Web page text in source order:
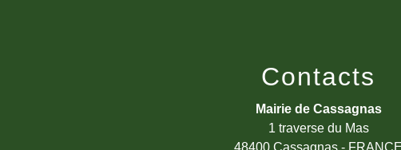
Contacts
Mairie de Cassagnas
1 traverse du Mas